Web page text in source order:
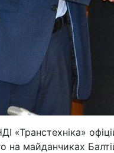
«Транстехніка»
на майданчиках